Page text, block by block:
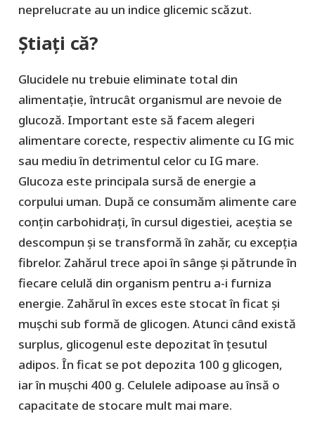
neprelucrate au un indice glicemic scăzut.
Știați că?
Glucidele nu trebuie eliminate total din
alimentație, întrucât organismul are nevoie de
glucoză. Important este să facem alegeri
alimentare corecte, respectiv alimente cu IG mic
sau mediu în detrimentul celor cu IG mare.
Glucoza este principala sursă de energie a
corpului uman. După ce consumăm alimente care
conțin carbohidrați, în cursul digestiei, aceștia se
descompun și se transformă în zahăr, cu excepția
fibrelor. Zahărul trece apoi în sânge și pătrunde în
fiecare celulă din organism pentru a-i furniza
energie. Zahărul în exces este stocat în ficat și
mușchi sub formă de glicogen. Atunci când există
surplus, glicogenul este depozitat în țesutul
adipos. În ficat se pot depozita 100 g glicogen,
iar în mușchi 400 g. Celulele adipoase au însă o
capacitate de stocare mult mai mare.